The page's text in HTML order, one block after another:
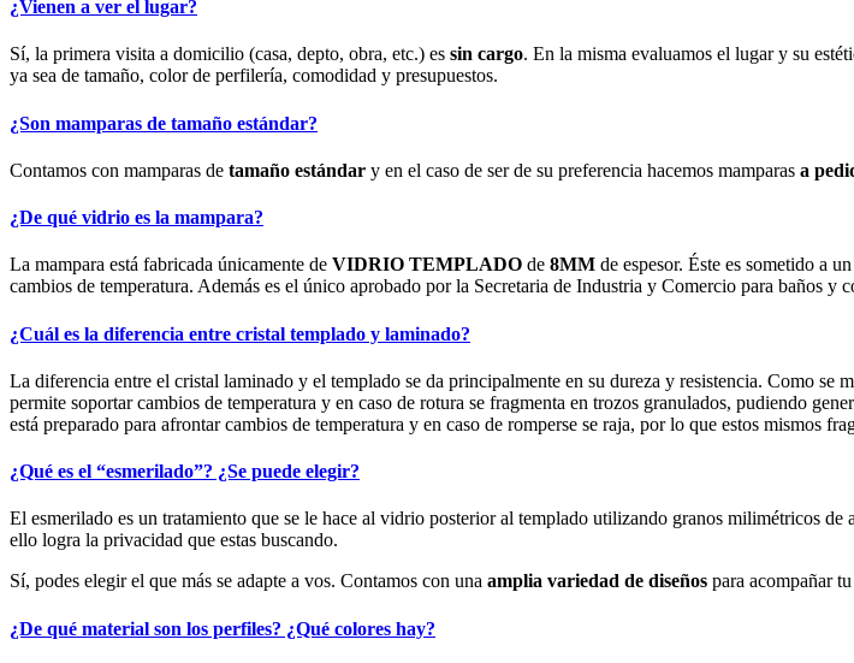
¿Vienen a ver el lugar?
Sí, la primera visita a domicilio (casa, depto, obra, etc.) es sin cargo. En la misma evaluamos el lugar y su
ya sea de tamaño, color de perfilería, comodidad y presupuestos.
¿Son mamparas de tamaño estándar?
Contamos con mamparas de tamaño estándar y en el caso de ser de su preferencia hacemos mamparas a
¿De qué vidrio es la mampara?
La mampara está fabricada únicamente de VIDRIO TEMPLADO de 8MM de espesor. Éste es sometido a
cambios de temperatura. Además es el único aprobado por la Secretaria de Industria y Comercio para baños y
¿Cuál es la diferencia entre cristal templado y laminado?
La diferencia entre el cristal laminado y el templado se da principalmente en su dureza y resistencia. Como
permite soportar cambios de temperatura y en caso de rotura se fragmenta en trozos granulados, pudiendo
está preparado para afrontar cambios de temperatura y en caso de romperse se raja, por lo que estos mismos
¿Qué es el “esmerilado”? ¿Se puede elegir?
El esmerilado es un tratamiento que se le hace al vidrio posterior al templado utilizando granos milimétricos
ello logra la privacidad que estas buscando.
Sí, podes elegir el que más se adapte a vos. Contamos con una amplia variedad de diseños para acompañar
¿De qué material son los perfiles? ¿Qué colores hay?